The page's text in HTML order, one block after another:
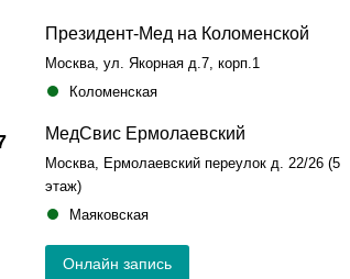
Президент-Мед на Коломенской
Москва, ул. Якорная д.7, корп.1
Коломенская
МедСвис Ермолаевский
Москва, Ермолаевский переулок д. 22/26 (5
этаж)
Маяковская
Онлайн запись